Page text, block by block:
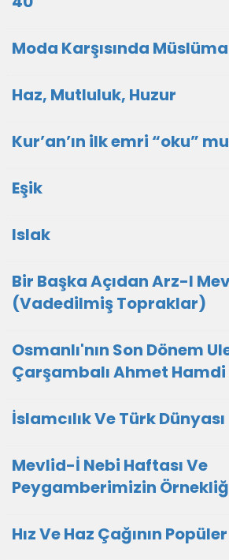
Moda Karşısında
Haz, Mutluluk, Huzur
Kur’an’ın ilk emri “oku”
Eşik
Islak
Bir Başka Açıdan Arz-I
(Vadedilmiş Topraklar)
Osmanlı'nın Son Dönem
Çarşambalı Ahmet Hamdi
İslamcılık Ve Türk Dünyası
Mevlid-İ Nebi Haftası Ve
Peygamberimizin
Hız Ve Haz Çağının